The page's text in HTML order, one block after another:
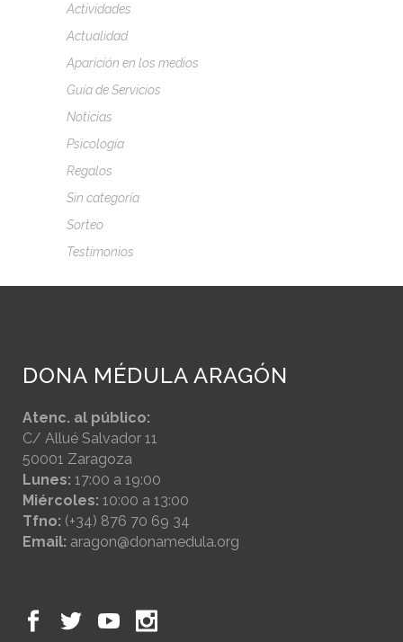
Actividades
Actualidad
Aparición en los medios
Guía de Servicios
Noticias
Psicología
Regalos
Sin categoría
Sorteo
Testimonios
DONA MÉDULA ARAGÓN
Atenc. al público:
C/ Allué Salvador 11
50001 Zaragoza
Lunes: 17:00 a 19:00
Miércoles: 10:00 a 13:00
Tfno: (+34) 876 70 69 34
Email: aragon@donamedula.org